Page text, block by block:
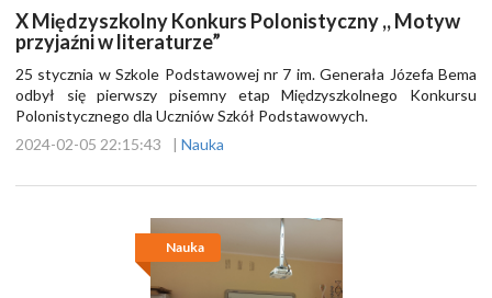
X Międzyszkolny Konkurs Polonistyczny ,, Motyw
przyjaźni w literaturze”
25 stycznia w Szkole Podstawowej nr 7 im. Generała Józefa Bema
odbył się pierwszy pisemny etap Międzyszkolnego Konkursu
Polonistycznego dla Uczniów Szkół Podstawowych.
2024-02-05 22:15:43
| Nauka
Nauka